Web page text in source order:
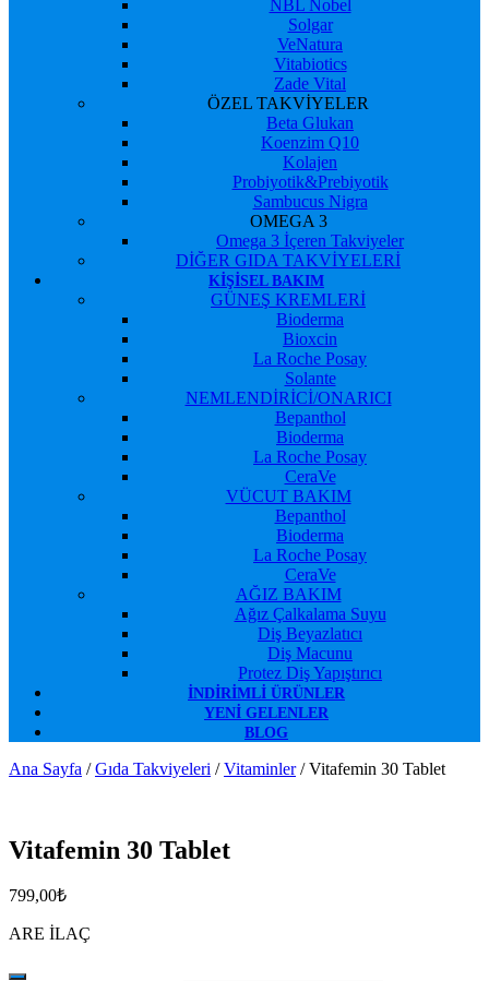
NBL Nobel
Solgar
VeNatura
Vitabiotics
Zade Vital
ÖZEL TAKVİYELER
Beta Glukan
Koenzim Q10
Kolajen
Probiyotik&Prebiyotik
Sambucus Nigra
OMEGA 3
Omega 3 İçeren Takviyeler
DİĞER GIDA TAKVİYELERİ
KIŞISEL BAKIM
GÜNEŞ KREMLERİ
Bioderma
Bioxcin
La Roche Posay
Solante
NEMLENDİRİCİ/ONARICI
Bepanthol
Bioderma
La Roche Posay
CeraVe
VÜCUT BAKIM
Bepanthol
Bioderma
La Roche Posay
CeraVe
AĞIZ BAKIM
Ağız Çalkalama Suyu
Diş Beyazlatıcı
Diş Macunu
Protez Diş Yapıştırıcı
İNDIRIMLI ÜRÜNLER
YENI GELENLER
BLOG
Ana Sayfa /Gıda Takviyeleri /Vitaminler/ Vitafemin 30 Tablet
Vitafemin 30 Tablet
799,00₺
ARE İLAÇ